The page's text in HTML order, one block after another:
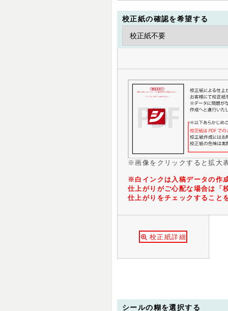
校正紙の確認を希望する
※画像をクリックすると拡大
※白インクは入稿データの作
仕上がりがご心配な場合は「
仕上がりをチェックすること
校正紙詳細
シールの糊を選択する